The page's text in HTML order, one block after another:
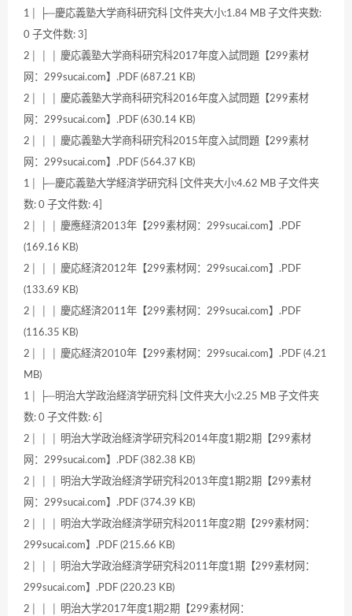
1│ ├─慶応義塾大学商科研究科 [文件夹大小:1.84 MB 子文件夹数:
0 子文件数: 3]
2│ │ │ 慶応義塾大学商科研究科2017年度入試問題【299素材
网：299sucai.com】.PDF (687.21 KB)
2│ │ │ 慶応義塾大学商科研究科2016年度入試問題【299素材
网：299sucai.com】.PDF (630.14 KB)
2│ │ │ 慶応義塾大学商科研究科2015年度入試問題【299素材
网：299sucai.com】.PDF (564.37 KB)
1│ ├─慶応義塾大学経済学研究科 [文件夹大小:4.62 MB 子文件夹
数: 0 子文件数: 4]
2│ │ │ 慶應経済2013年【299素材网：299sucai.com】.PDF
(169.16 KB)
2│ │ │ 慶応経済2012年【299素材网：299sucai.com】.PDF
(133.69 KB)
2│ │ │ 慶応経済2011年【299素材网：299sucai.com】.PDF
(116.35 KB)
2│ │ │ 慶応経済2010年【299素材网：299sucai.com】.PDF (4.21
MB)
1│ ├─明治大学政治経済学研究科 [文件夹大小:2.25 MB 子文件夹
数: 0 子文件数: 6]
2│ │ │ 明治大学政治経済学研究科2014年度1期2期【299素材
网：299sucai.com】.PDF (382.38 KB)
2│ │ │ 明治大学政治経済学研究科2013年度1期2期【299素材
网：299sucai.com】.PDF (374.39 KB)
2│ │ │ 明治大学政治経済学研究科2011年度2期【299素材网：
299sucai.com】.PDF (215.66 KB)
2│ │ │ 明治大学政治経済学研究科2011年度1期【299素材网：
299sucai.com】.PDF (220.23 KB)
2│ │ │ 明治大学2017年度1期2期【299素材网：